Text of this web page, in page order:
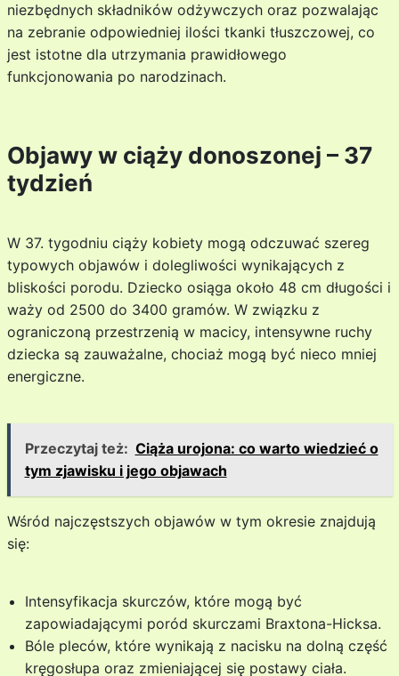
niezbędnych składników odżywczych oraz pozwalając
na zebranie odpowiedniej ilości tkanki tłuszczowej, co
jest istotne dla utrzymania prawidłowego
funkcjonowania po narodzinach.
Objawy w ciąży donoszonej – 37
tydzień
W 37. tygodniu ciąży kobiety mogą odczuwać szereg
typowych objawów i dolegliwości wynikających z
bliskości porodu. Dziecko osiąga około 48 cm długości i
waży od 2500 do 3400 gramów. W związku z
ograniczoną przestrzenią w macicy, intensywne ruchy
dziecka są zauważalne, chociaż mogą być nieco mniej
energiczne.
Przeczytaj też: Ciąża urojona: co warto wiedzieć o
tym zjawisku i jego objawach
Wśród najczęstszych objawów w tym okresie znajdują
się:
Intensyfikacja skurczów, które mogą być
zapowiadającymi poród skurczami Braxtona-Hicksa.
Bóle pleców, które wynikają z nacisku na dolną część
kręgosłupa oraz zmieniającej się postawy ciała.